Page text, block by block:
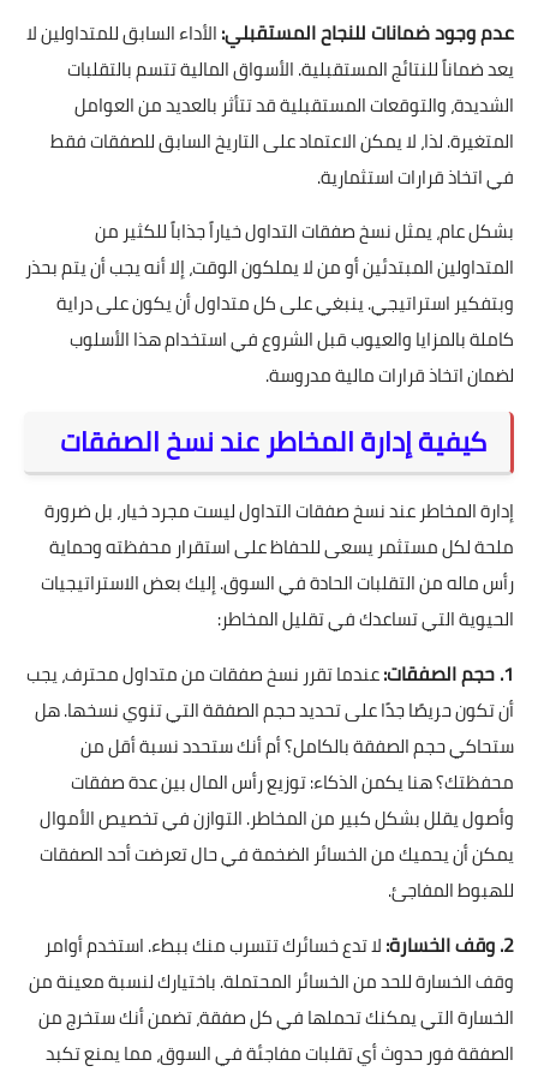
عدم وجود ضمانات للنجاح المستقبلي:الأداء السابق للمتداولين لا
يعد ضماناً للنتائج المستقبلية. الأسواق المالية تتسم بالتقلبات
الشديدة، والتوقعات المستقبلية قد تتأثر بالعديد من العوامل
المتغيرة. لذا، لا يمكن الاعتماد على التاريخ السابق للصفقات فقط
في اتخاذ قرارات استثمارية.
بشكل عام، يمثل نسخ صفقات التداول خياراً جذاباً للكثير من
المتداولين المبتدئين أو من لا يملكون الوقت، إلا أنه يجب أن يتم بحذر
وبتفكير استراتيجي. ينبغي على كل متداول أن يكون على دراية
كاملة بالمزايا والعيوب قبل الشروع في استخدام هذا الأسلوب
لضمان اتخاذ قرارات مالية مدروسة.
كيفية إدارة المخاطر عند نسخ الصفقات
إدارة المخاطر عند نسخ صفقات التداول ليست مجرد خيار، بل ضرورة
ملحة لكل مستثمر يسعى للحفاظ على استقرار محفظته وحماية
رأس ماله من التقلبات الحادة في السوق. إليك بعض الاستراتيجيات
الحيوية التي تساعدك في تقليل المخاطر:
1. حجم الصفقات:
عندما تقرر نسخ صفقات من متداول محترف، يجب
أن تكون حريصًا جدًا على تحديد حجم الصفقة التي تنوي نسخها. هل
ستحاكي حجم الصفقة بالكامل؟ أم أنك ستحدد نسبة أقل من
محفظتك؟ هنا يكمن الذكاء: توزيع رأس المال بين عدة صفقات
وأصول يقلل بشكل كبير من المخاطر. التوازن في تخصيص الأموال
يمكن أن يحميك من الخسائر الضخمة في حال تعرضت أحد الصفقات
للهبوط المفاجئ.
2. وقف الخسارة:
لا تدع خسائرك تتسرب منك ببطء. استخدم أوامر
وقف الخسارة للحد من الخسائر المحتملة. باختيارك لنسبة معينة من
الخسارة التي يمكنك تحملها في كل صفقة، تضمن أنك ستخرج من
الصفقة فور حدوث أي تقلبات مفاجئة في السوق، مما يمنع تكبد